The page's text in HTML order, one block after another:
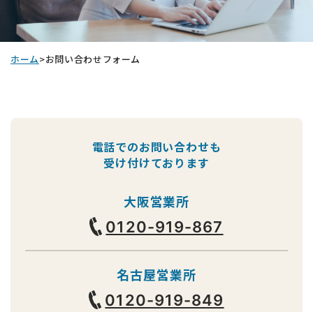
ホーム>お問い合わせフォーム
電話でのお問い合わせも
受け付けております
大阪営業所
0120-919-867
名古屋営業所
0120-919-849